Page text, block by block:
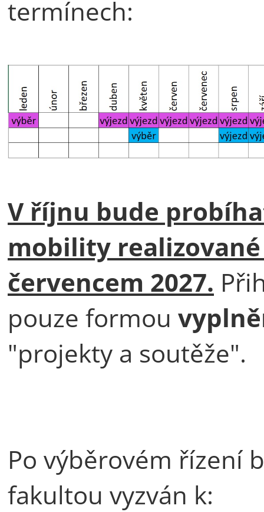
termínech:
V říjnu bude
mobility
červencem 2027.
pouze formou
"projekty a soutěže".
Po výběrovém řízení
fakultou vyzván k: